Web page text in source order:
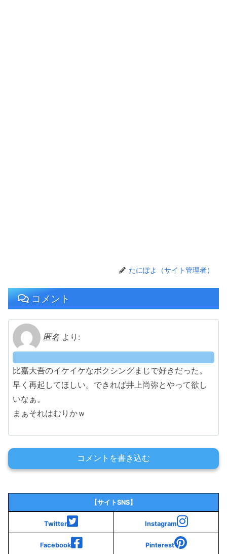
たにぽよ（サイト管理者）
コメント
匿名 より:
比嘉大吾のイケイケなボクシングまじで好きだった。
早く再起してほしい。できれば井上尚弥とやって欲し
いなぁ。
まぁそれはむりかｗ
コメントを書き込む
【サイトSNS】
Twitter Instagram
Facebook Pinterest